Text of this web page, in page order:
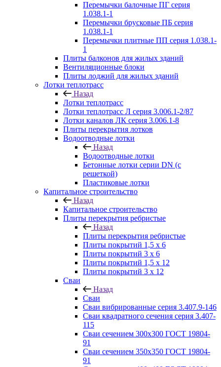
Перемычки балочные ПГ серия
1.038.1-1
Перемычки брусковые ПБ серия
1.038.1-1
Перемычки плитные ПП серия 1.038.1-
1
Плиты балконов для жилых зданий
Вентиляционные блоки
Плиты лоджий для жилых зданий
Лотки теплотрасс
Назад
Лотки теплотрасс
Лотки теплотрасс Л серия 3.006.1-2/87
Лотки каналов ЛК серия 3.006.1-8
Плиты перекрытия лотков
Водоотводные лотки
Назад
Водоотводные лотки
Бетонные лотки серии DN (с
решеткой)
Пластиковые лотки
Капитальное строительство
Назад
Капитальное строительство
Плиты перекрытия ребристые
Назад
Плиты перекрытия ребристые
Плиты покрытий 1,5 x 6
Плиты покрытий 3 x 6
Плиты покрытий 1,5 x 12
Плиты покрытий 3 x 12
Сваи
Назад
Сваи
Сваи вибрированные серия 3.407.9-146
Сваи квадратного сечения серия 3.407-
115
Сваи сечением 300х300 ГОСТ 19804-
91
Сваи сечением 350х350 ГОСТ 19804-
91